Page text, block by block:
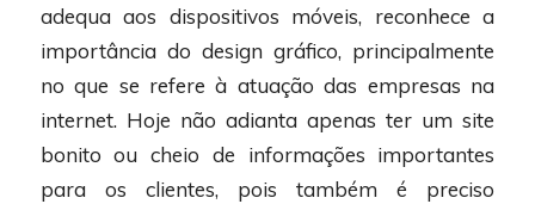
adequa aos dispositivos móveis, reconhece a
importância do design gráfico, principalmente
no que se refere à atuação das empresas na
internet. Hoje não adianta apenas ter um site
bonito ou cheio de informações importantes
para os clientes, pois também é preciso